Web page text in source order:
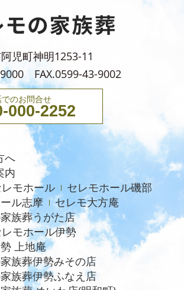
児町神明1253-11
FAX.0599-43-9002
のお問合せ
000-2252
へ
内
モホール
セレモホール磯部
ル志摩
セレモ大方庵
族葬うがた店
モホール伊勢
上地庵
族葬伊勢みその店
族葬伊勢ふなえ店